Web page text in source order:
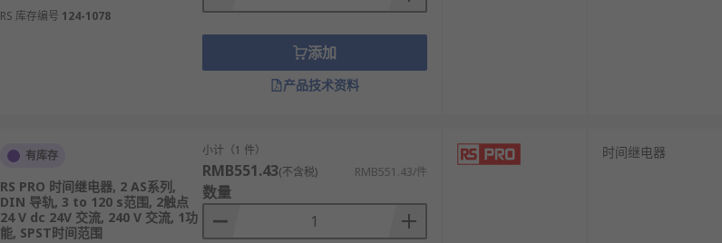
RS 库存编号 124-1078
添加
产品技术资料
有库存
RS PRO 时间继电器, 2 AS系列,
DIN 导轨, 3 to 120 s范围, 2触点
24 V dc 24V 交流, 240 V 交流, 1功
能, SPST时间范围
小计（1 件）
RMB551.43(不含税) RMB551.43/件
数量
时间继电器